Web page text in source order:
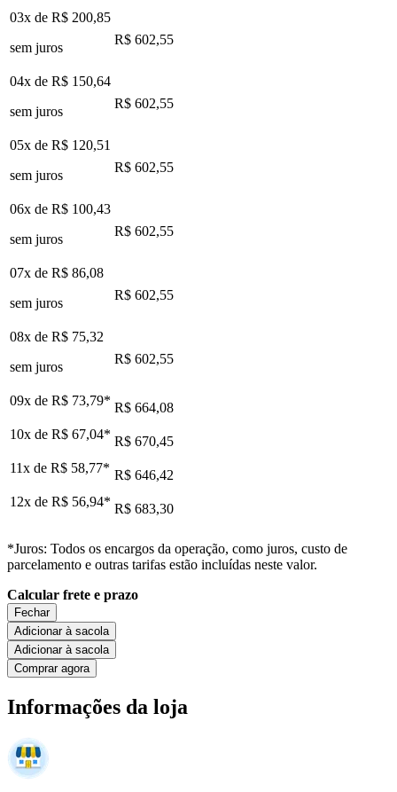
03x de R$ 200,85
sem juros
R$ 602,55
04x de R$ 150,64
sem juros
R$ 602,55
05x de R$ 120,51
sem juros
R$ 602,55
06x de R$ 100,43
sem juros
R$ 602,55
07x de R$ 86,08
sem juros
R$ 602,55
08x de R$ 75,32
sem juros
R$ 602,55
09x de R$ 73,79* R$ 664,08
10x de R$ 67,04* R$ 670,45
11x de R$ 58,77* R$ 646,42
12x de R$ 56,94* R$ 683,30
*Juros: Todos os encargos da operação, como juros, custo de
parcelamento e outras tarifas estão incluídas neste valor.
Calcular frete e prazo
Fechar
Adicionar à sacola
Adicionar à sacola
Comprar agora
Informações da loja